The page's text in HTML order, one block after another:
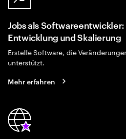
Jobs als Softwareentwickler:
Entwicklung und Skalierung
Erstelle Software, die
unterstützt.
Mehr erfahren